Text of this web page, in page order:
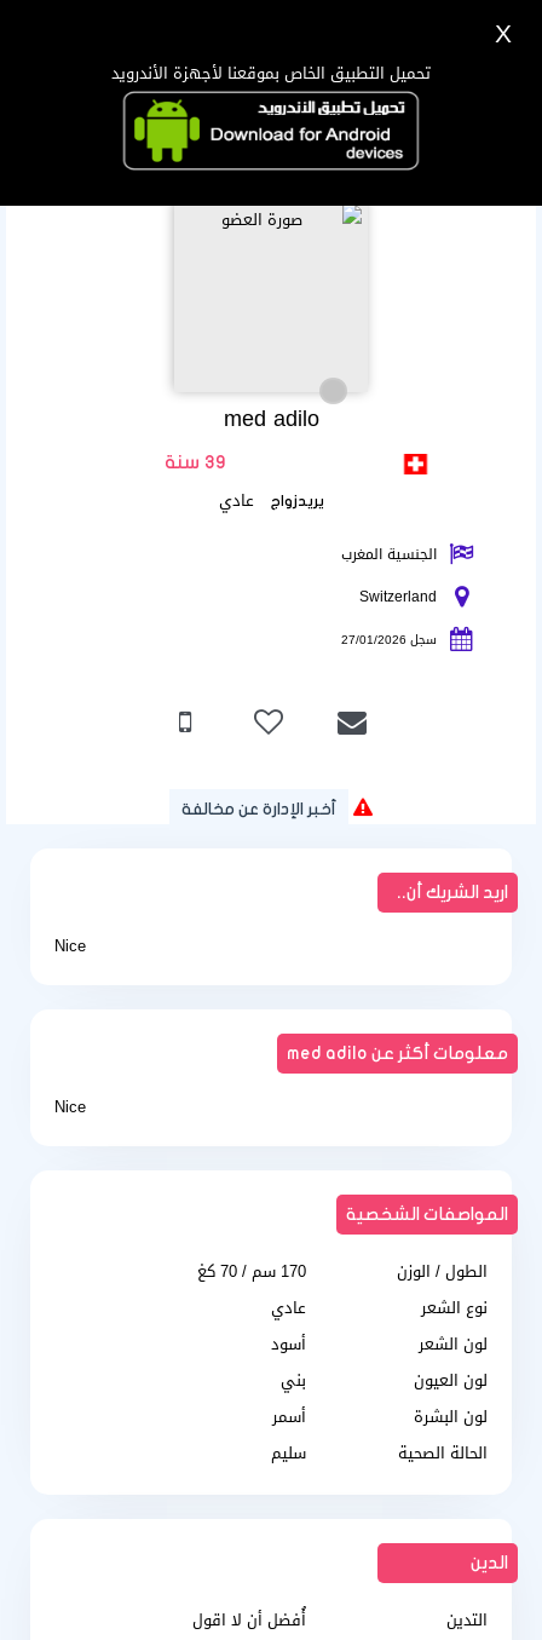
med adilo
39 سنة
يريدزواج عادي
الجنسية المغرب
Switzerland
سجل 27/01/2026
أخبر الإدارة عن مخالفة
اريد الشريك أن..
Nice
معلومات أكثر عن med adilo
Nice
المواصفات الشخصية
الطول / الوزن
170 سم / 70 كغ
نوع الشعر
عادي
لون الشعر
أسود
لون العيون
بني
لون البشرة
أسمر
الحالة الصحية
سليم
الدين
التدين
أُفضل أن لا اقول
X
تحميل التطبيق الخاص بموقعنا لأجهزة الأندرويد